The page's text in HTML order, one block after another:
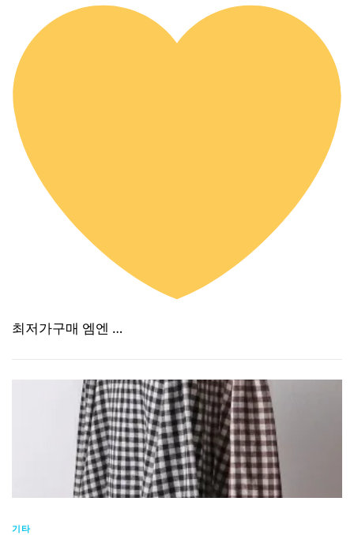
최저가구매 엠엔 …
기타